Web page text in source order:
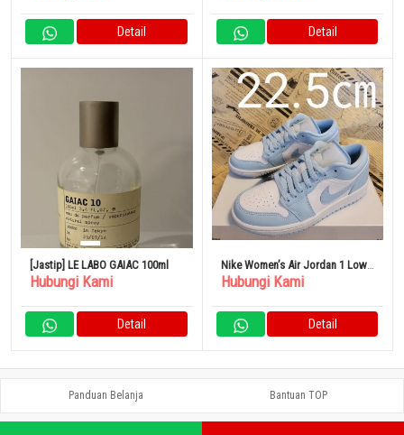
Detail Detail
[Jastip] LE LABO GAIAC 100ml
Hubungi Kami
Detail
Nike Women’s Air Jordan 1 Low
“Aluminium”
Hubungi Kami
Detail
Panduan Belanja Bantuan TOP